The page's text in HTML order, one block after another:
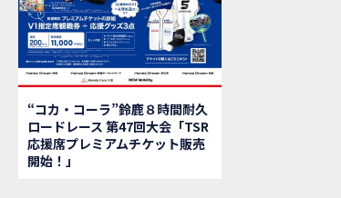
“コカ・コーラ”鈴鹿８時間耐久
ロードレース 第47回大会「TSR
応援席プレミアムチケット販売
開始！」